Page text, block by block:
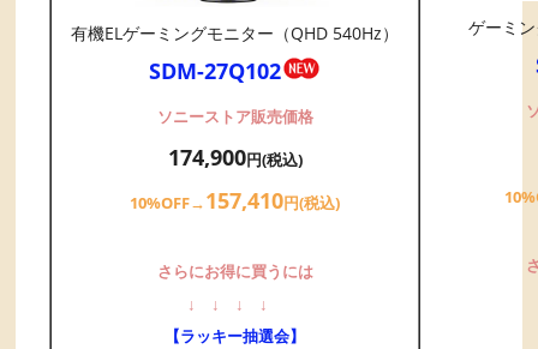
有機ELゲーミングモニター（QHD 540Hz）
SDM-27Q102
ソニーストア販売価格
174,900円(税込)
10%OFF→157,410円(税込)
さらにお得に買うには
↓
↓ ↓
↓
【ラッキー抽選会】
ゲーミ